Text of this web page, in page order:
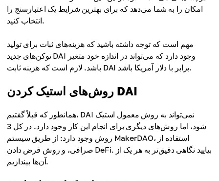
امکان را به شما می‌دهد که برای بهترین شرایط یک اعتبارسنج را
انتخاب کنید.
مهم است که توجه داشته باشید که هزینه‌های ثبات برای تولید
توکن‌های جدید DAI وجود دارد که می‌تواند در اندازه خود متغیر
باشد. لازم است که هزینه ثابت DAI برابر با دلار آمریکا باشد.
روش‌های استیک کردن DAI
همانطور که قبلاً گفتیم، DAI نمی‌تواند به روش معمول استیک
شود، اما روش‌های دیگری برای انجام این کار وجود دارد. در کل 3
روش وجود دارد: از طریق سیستم MakerDAO، استفاده از
صرافی، و روش قرض دادن DeFi. بیایید نگاهی دقیق‌تر به هر یک از
آن‌ها بیندازیم.